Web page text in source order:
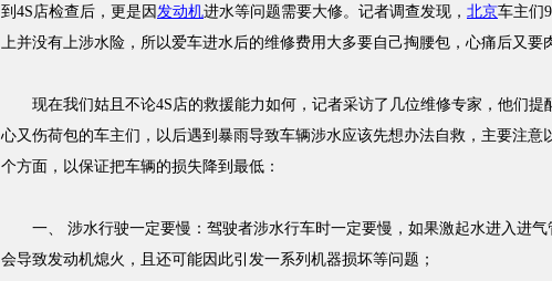
到4S店检查后，更是因发动机进水等问题需要大修。记者调查发现， 北京车主们
上并没有上涉水险，所以爱车进水后的维修费用大多要自己掏腰包，心痛后又要
现在我们姑且不论4S店的救援能力如何，记者采访了几位维修专家，他们提
心又伤荷包的车主们，以后遇到暴雨导致车辆涉水应该先想办法自救，主要注意
个方面，以保证把车辆的损失降到最低：
一、 涉水行驶一定要慢：驾驶者涉水行车时一定要慢，如果激起水进入进气
会导致发动机熄火，且还可能因此引发一系列机器损坏等问题；